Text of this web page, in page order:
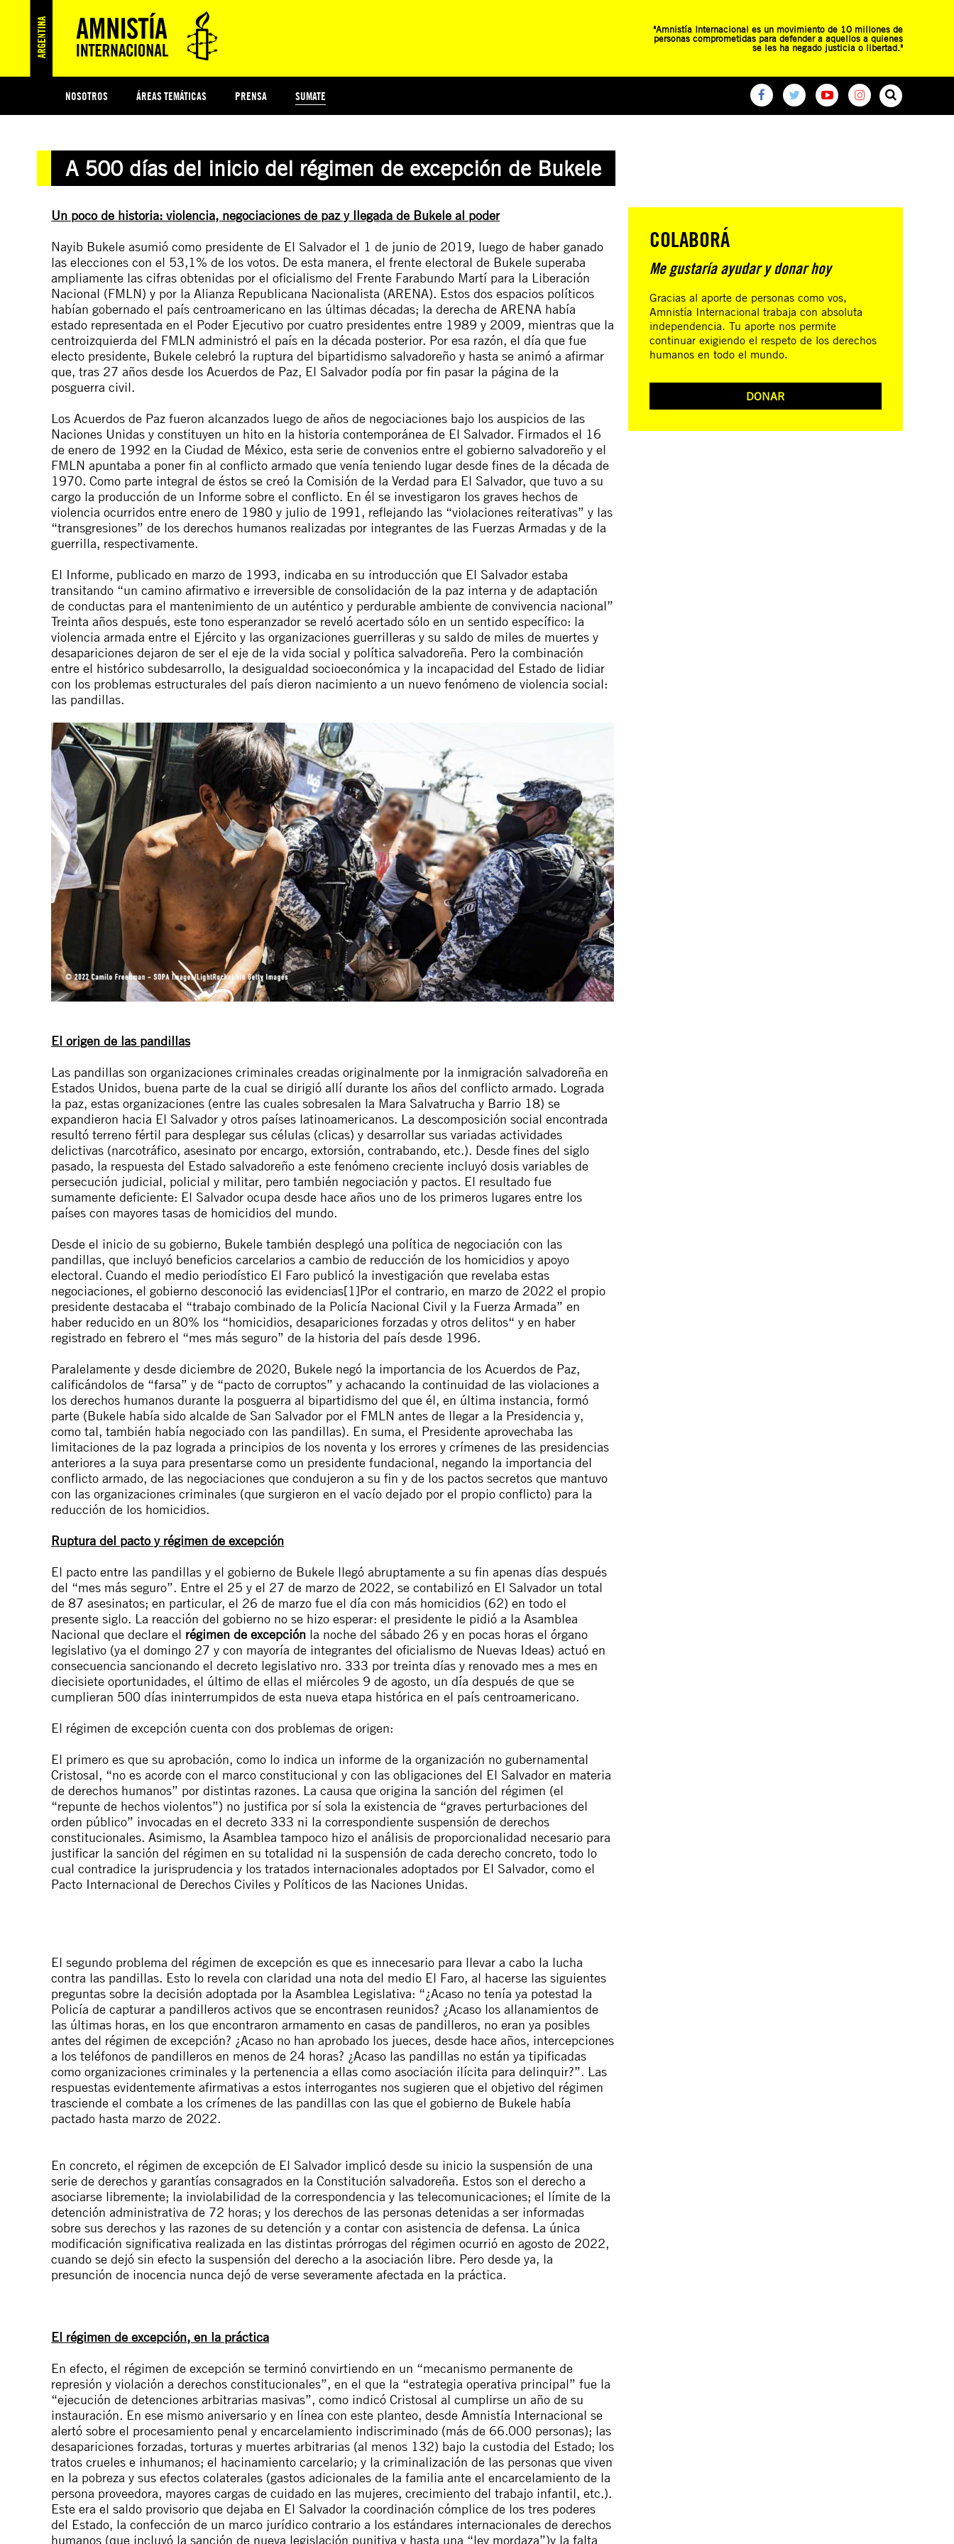
"Amnistía Internacional es un movimiento de 10 millones de
personas comprometidas para defender a aquellos a quienes
se les ha negado justicia o libertad."
NOSOTROS ÁREAS TEMÁTICAS PRENSA SUMATE
PREGUNTAS FRECUENTES
A 500 días del inicio del régimen de excepción de Bukele
Un poco de historia: violencia, negociaciones de paz y llegada de Bukele al poder
Nayib Bukele asumió como presidente de El Salvador el 1 de junio de 2019, luego de haber ganado
las elecciones con el 53,1% de los votos. De esta manera, el frente electoral de Bukele superaba
ampliamente las cifras obtenidas por el oficialismo del Frente Farabundo Martí para la Liberación
Nacional (FMLN) y por la Alianza Republicana Nacionalista (ARENA). Estos dos espacios políticos
habían gobernado el país centroamericano en las últimas décadas; la derecha de ARENA había
estado representada en el Poder Ejecutivo por cuatro presidentes entre 1989 y 2009, mientras que la
centroizquierda del FMLN administró el país en la década posterior. Por esa razón, el día que fue
electo presidente, Bukele celebró la ruptura del bipartidismo salvadoreño y hasta se animó a afirmar
que, tras 27 años desde los Acuerdos de Paz, El Salvador podía por fin pasar la página de la
posguerra civil.
Los Acuerdos de Paz fueron alcanzados luego de años de negociaciones bajo los auspicios de las
Naciones Unidas y constituyen un hito en la historia contemporánea de El Salvador. Firmados el 16
de enero de 1992 en la Ciudad de México, esta serie de convenios entre el gobierno salvadoreño y el
FMLN apuntaba a poner fin al conflicto armado que venía teniendo lugar desde fines de la década de
1970. Como parte integral de éstos se creó la Comisión de la Verdad para El Salvador, que tuvo a su
cargo la producción de un Informe sobre el conflicto. En él se investigaron los graves hechos de
violencia ocurridos entre enero de 1980 y julio de 1991, reflejando las “violaciones reiterativas” y las
“transgresiones” de los derechos humanos realizadas por integrantes de las Fuerzas Armadas y de la
guerrilla, respectivamente.
El Informe, publicado en marzo de 1993, indicaba en su introducción que El Salvador estaba
transitando “un camino afirmativo e irreversible de consolidación de la paz interna y de adaptación
de conductas para el mantenimiento de un auténtico y perdurable ambiente de convivencia nacional”
Treinta años después, este tono esperanzador se reveló acertado sólo en un sentido específico: la
violencia armada entre el Ejército y las organizaciones guerrilleras y su saldo de miles de muertes y
desapariciones dejaron de ser el eje de la vida social y política salvadoreña. Pero la combinación
entre el histórico subdesarrollo, la desigualdad socioeconómica y la incapacidad del Estado de lidiar
con los problemas estructurales del país dieron nacimiento a un nuevo fenómeno de violencia social:
las pandillas.
El origen de las pandillas
Las pandillas son organizaciones criminales creadas originalmente por la inmigración salvadoreña en
Estados Unidos, buena parte de la cual se dirigió allí durante los años del conflicto armado. Lograda
la paz, estas organizaciones (entre las cuales sobresalen la Mara Salvatrucha y Barrio 18) se
expandieron hacia El Salvador y otros países latinoamericanos. La descomposición social encontrada
resultó terreno fértil para desplegar sus células (clicas) y desarrollar sus variadas actividades
delictivas (narcotráfico, asesinato por encargo, extorsión, contrabando, etc.). Desde fines del siglo
pasado, la respuesta del Estado salvadoreño a este fenómeno creciente incluyó dosis variables de
persecución judicial, policial y militar, pero también negociación y pactos. El resultado fue
sumamente deficiente: El Salvador ocupa desde hace años uno de los primeros lugares entre los
países con mayores tasas de homicidios del mundo.
Desde el inicio de su gobierno, Bukele también desplegó una política de negociación con las
pandillas, que incluyó beneficios carcelarios a cambio de reducción de los homicidios y apoyo
electoral. Cuando el medio periodístico El Faro publicó la investigación que revelaba estas
negociaciones, el gobierno desconoció las evidencias[1]Por el contrario, en marzo de 2022 el propio
presidente destacaba el “trabajo combinado de la Policía Nacional Civil y la Fuerza Armada” en
haber reducido en un 80% los “homicidios, desapariciones forzadas y otros delitos“ y en haber
registrado en febrero el “mes más seguro” de la historia del país desde 1996.
Paralelamente y desde diciembre de 2020, Bukele negó la importancia de los Acuerdos de Paz,
calificándolos de “farsa” y de “pacto de corruptos” y achacando la continuidad de las violaciones a
los derechos humanos durante la posguerra al bipartidismo del que él, en última instancia, formó
parte (Bukele había sido alcalde de San Salvador por el FMLN antes de llegar a la Presidencia y,
como tal, también había negociado con las pandillas). En suma, el Presidente aprovechaba las
limitaciones de la paz lograda a principios de los noventa y los errores y crímenes de las presidencias
anteriores a la suya para presentarse como un presidente fundacional, negando la importancia del
conflicto armado, de las negociaciones que condujeron a su fin y de los pactos secretos que mantuvo
con las organizaciones criminales (que surgieron en el vacío dejado por el propio conflicto) para la
reducción de los homicidios.
Ruptura del pacto y régimen de excepción
El pacto entre las pandillas y el gobierno de Bukele llegó abruptamente a su fin apenas días después
del “mes más seguro”. Entre el 25 y el 27 de marzo de 2022, se contabilizó en El Salvador un total
de 87 asesinatos; en particular, el 26 de marzo fue el día con más homicidios (62) en todo el
presente siglo. La reacción del gobierno no se hizo esperar: el presidente le pidió a la Asamblea
Nacional que declare el régimen de excepción la noche del sábado 26 y en pocas horas el órgano
legislativo (ya el domingo 27 y con mayoría de integrantes del oficialismo de Nuevas Ideas) actuó en
consecuencia sancionando el decreto legislativo nro. 333 por treinta días y renovado mes a mes en
diecisiete oportunidades, el último de ellas el miércoles 9 de agosto, un día después de que se
cumplieran 500 días ininterrumpidos de esta nueva etapa histórica en el país centroamericano.
El régimen de excepción cuenta con dos problemas de origen:
El primero es que su aprobación, como lo indica un informe de la organización no gubernamental
Cristosal, “no es acorde con el marco constitucional y con las obligaciones del El Salvador en materia
de derechos humanos” por distintas razones. La causa que origina la sanción del régimen (el
“repunte de hechos violentos”) no justifica por sí sola la existencia de “graves perturbaciones del
orden público” invocadas en el decreto 333 ni la correspondiente suspensión de derechos
constitucionales. Asimismo, la Asamblea tampoco hizo el análisis de proporcionalidad necesario para
justificar la sanción del régimen en su totalidad ni la suspensión de cada derecho concreto, todo lo
cual contradice la jurisprudencia y los tratados internacionales adoptados por El Salvador, como el
Pacto Internacional de Derechos Civiles y Políticos de las Naciones Unidas.
El segundo problema del régimen de excepción es que es innecesario para llevar a cabo la lucha
contra las pandillas. Esto lo revela con claridad una nota del medio El Faro, al hacerse las siguientes
preguntas sobre la decisión adoptada por la Asamblea Legislativa: “¿Acaso no tenía ya potestad la
Policía de capturar a pandilleros activos que se encontrasen reunidos? ¿Acaso los allanamientos de
las últimas horas, en los que encontraron armamento en casas de pandilleros, no eran ya posibles
antes del régimen de excepción? ¿Acaso no han aprobado los jueces, desde hace años, intercepciones
a los teléfonos de pandilleros en menos de 24 horas? ¿Acaso las pandillas no están ya tipificadas
como organizaciones criminales y la pertenencia a ellas como asociación ilícita para delinquir?”. Las
respuestas evidentemente afirmativas a estos interrogantes nos sugieren que el objetivo del régimen
trasciende el combate a los crímenes de las pandillas con las que el gobierno de Bukele había
pactado hasta marzo de 2022.
En concreto, el régimen de excepción de El Salvador implicó desde su inicio la suspensión de una
serie de derechos y garantías consagrados en la Constitución salvadoreña. Estos son el derecho a
asociarse libremente; la inviolabilidad de la correspondencia y las telecomunicaciones; el límite de la
detención administrativa de 72 horas; y los derechos de las personas detenidas a ser informadas
sobre sus derechos y las razones de su detención y a contar con asistencia de defensa. La única
modificación significativa realizada en las distintas prórrogas del régimen ocurrió en agosto de 2022,
cuando se dejó sin efecto la suspensión del derecho a la asociación libre. Pero desde ya, la
presunción de inocencia nunca dejó de verse severamente afectada en la práctica.
El régimen de excepción, en la práctica
En efecto, el régimen de excepción se terminó convirtiendo en un “mecanismo permanente de
represión y violación a derechos constitucionales”, en el que la “estrategia operativa principal” fue la
“ejecución de detenciones arbitrarias masivas”, como indicó Cristosal al cumplirse un año de su
instauración. En ese mismo aniversario y en línea con este planteo, desde Amnistía Internacional se
alertó sobre el procesamiento penal y encarcelamiento indiscriminado (más de 66.000 personas); las
desapariciones forzadas, torturas y muertes arbitrarias (al menos 132) bajo la custodia del Estado; los
tratos crueles e inhumanos; el hacinamiento carcelario; y la criminalización de las personas que viven
en la pobreza y sus efectos colaterales (gastos adicionales de la familia ante el encarcelamiento de la
persona proveedora, mayores cargas de cuidado en las mujeres, crecimiento del trabajo infantil, etc.).
Este era el saldo provisorio que dejaba en El Salvador la coordinación cómplice de los tres poderes
del Estado, la confección de un marco jurídico contrario a los estándares internacionales de derechos
humanos (que incluyó la sanción de nueva legislación punitiva y hasta una “ley mordaza”)y la falta
COLABORÁ
Me gustaría ayudar y donar hoy
Gracias al aporte de personas como vos,
Amnistía Internacional trabaja con absoluta
independencia. Tu aporte nos permite
continuar exigiendo el respeto de los derechos
humanos en todo el mundo.
DONAR